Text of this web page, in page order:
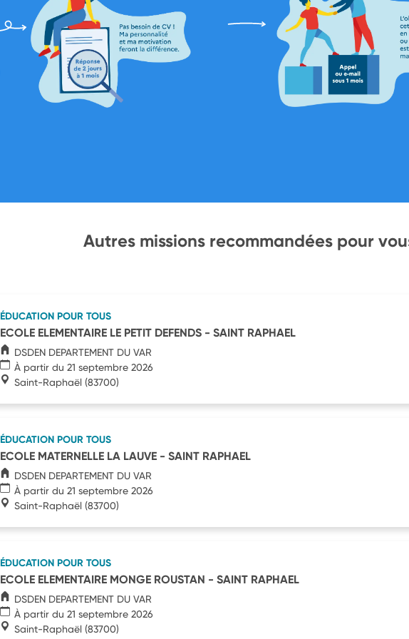
Autres missions recommandées pour
ÉDUCATION POUR TOUS
ECOLE ELEMENTAIRE LE PETIT DEFENDS - SAINT RAPHAEL
DSDEN DEPARTEMENT DU VAR
À partir du 21 septembre 2026
Saint-Raphaël (83700)
ÉDUCATION POUR TOUS
ECOLE MATERNELLE LA LAUVE - SAINT RAPHAEL
DSDEN DEPARTEMENT DU VAR
À partir du 21 septembre 2026
Saint-Raphaël (83700)
ÉDUCATION POUR TOUS
ECOLE ELEMENTAIRE MONGE ROUSTAN - SAINT RAPHAEL
DSDEN DEPARTEMENT DU VAR
À partir du 21 septembre 2026
Saint-Raphaël (83700)